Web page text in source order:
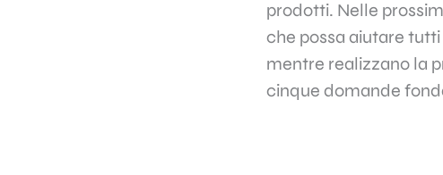
prodotti. Nelle
che possa aiutare
mentre realizzano la
cinque domande